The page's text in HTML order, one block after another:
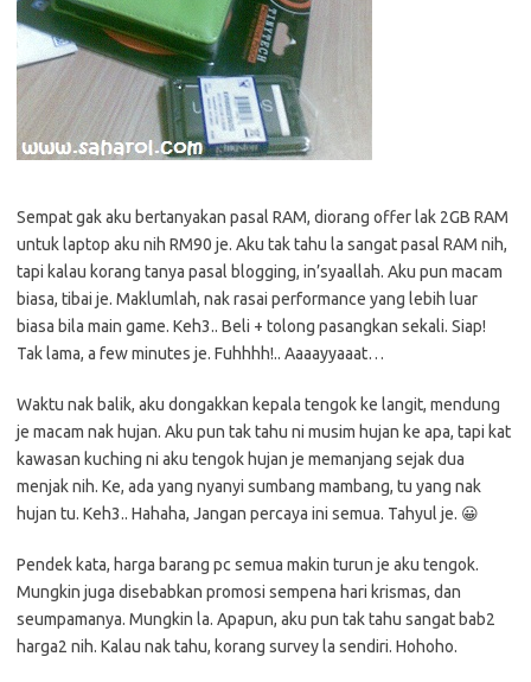
Sempat gak aku bertanyakan pasal RAM, diorang offer lak 2GB RAM
untuk laptop aku nih RM90 je. Aku tak tahu la sangat pasal RAM nih,
tapi kalau korang tanya pasal blogging, in’syaallah. Aku pun macam
biasa, tibai je. Maklumlah, nak rasai performance yang lebih luar
biasa bila main game. Keh3.. Beli + tolong pasangkan sekali. Siap!
Tak lama, a few minutes je. Fuhhhh!.. Aaaayyaaat…
Waktu nak balik, aku dongakkan kepala tengok ke langit, mendung
je macam nak hujan. Aku pun tak tahu ni musim hujan ke apa, tapi kat
kawasan kuching ni aku tengok hujan je memanjang sejak dua
menjak nih. Ke, ada yang nyanyi sumbang mambang, tu yang nak
hujan tu. Keh3.. Hahaha, Jangan percaya ini semua. Tahyul je. 😀
Pendek kata, harga barang pc semua makin turun je aku tengok.
Mungkin juga disebabkan promosi sempena hari krismas, dan
seumpamanya. Mungkin la. Apapun, aku pun tak tahu sangat bab2
harga2 nih. Kalau nak tahu, korang survey la sendiri. Hohoho.